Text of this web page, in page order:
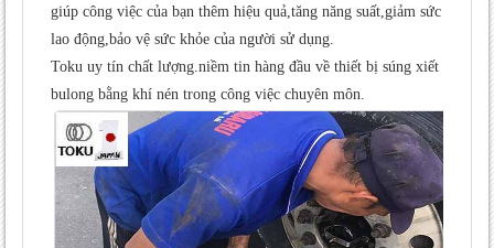
giúp công việc của bạn thêm hiệu quả,tăng năng suất,giảm sức
lao động,bảo vệ sức khỏe của người sử dụng.
Toku uy tín chất lượng.niềm tin hàng đầu về thiết bị súng xiết
bulong bằng khí nén trong công việc chuyên môn.